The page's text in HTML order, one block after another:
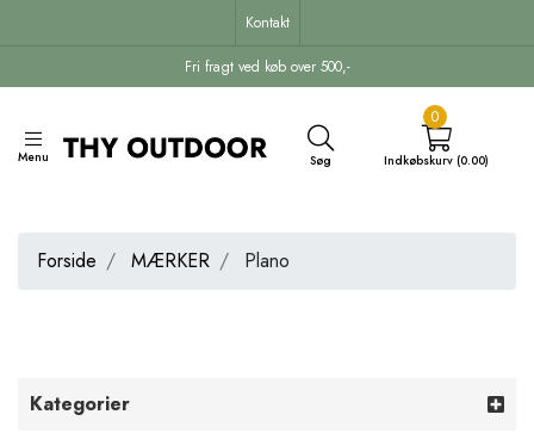
Fri fragt ved køb over 500,-
Kontakt
Menu Søg
0
Indkøbskurv (0.00)
Forside MÆRKER Plano
Kategorier